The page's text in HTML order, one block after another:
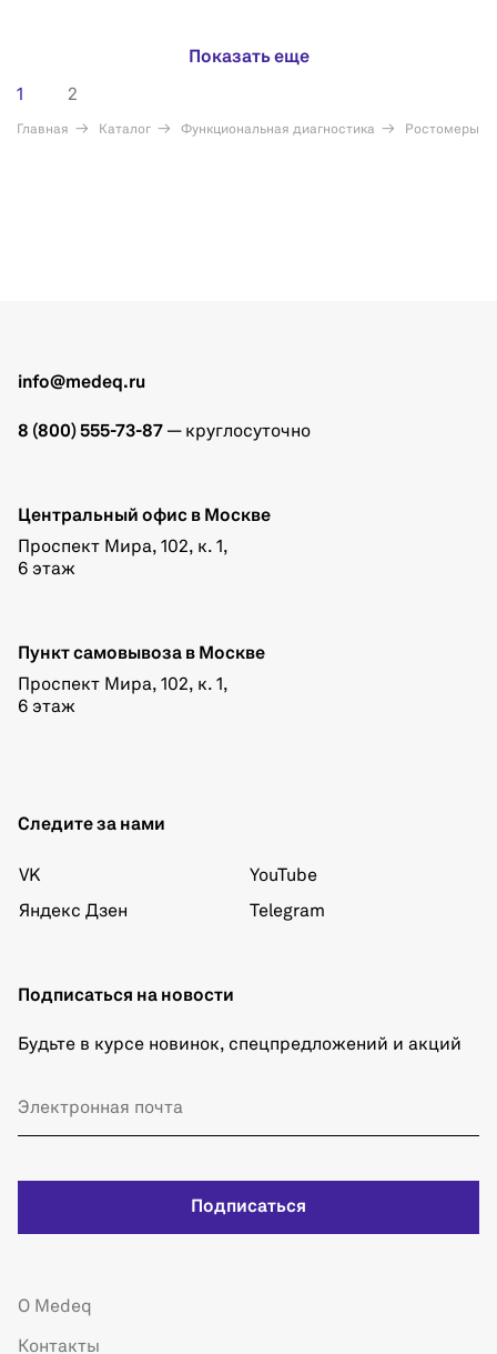
Показать еще
1 2
Главная Каталог Функциональная диагностика Ростомеры
info@medeq.ru
8 (800) 555-73-87 — круглосуточно
Центральный офис в Москве
Проспект Мира, 102, к. 1,
6 этаж
Пункт самовывоза в Москве
Проспект Мира, 102, к. 1,
6 этаж
Следите за нами
VK
Яндекс Дзен
YouTube
Telegram
Подписаться на новости
Будьте в курсе новинок, спецпредложений и акций
Подписаться
О Medeq
Контакты